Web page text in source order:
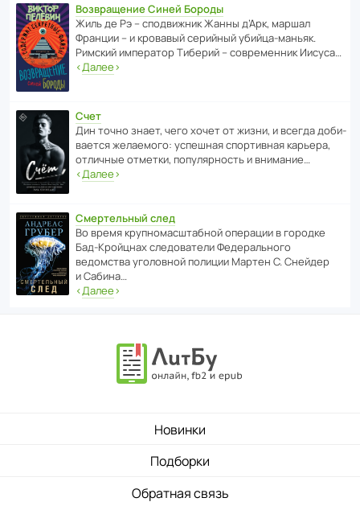
Возвращение Синей Бороды
Жиль де Рэ – спод­ви­жник Жанны д’Арк, маршал
Франции – и кровавый серийный убийца-маньяк.
Римский импе­ратор Тиберий – совре­менник Иисуса…
‹Далее›
Счет
Дин точно знает, чего хочет от жизни, и всегда доби­
ва­ется жела­е­мого: успе­шная спор­ти­вная карьера,
отли­чные отметки, попу­ля­р­ность и внимание…
‹Далее›
Смертельный след
Во время круп­но­мас­ш­та­бной операции в городке
Бад‑Крой­цнах следо­ва­тели Феде­раль­ного
ведомства уголо­вной полиции Мартен С. Снейдер
и Сабина…
‹Далее›
Новинки
Подборки
Обратная связь